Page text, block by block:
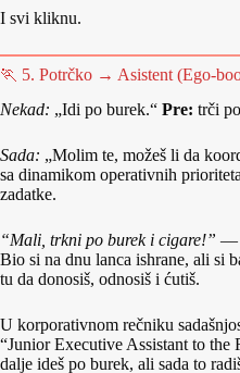
I svi kliknu.
🏃 5. Potrčko → Asistent (Ego-
Nekad: „Idi po burek.“ Pre: trči
Sada: „Molim te, možeš li da
sa dinamikom operativnih
zadatke.
“Mali, trkni po burek i cigare!” —
Bio si na dnu lanca ishrane, ali si
tu da donosiš, odnosiš i ćutiš.
U korporativnom rečniku
“Junior Executive Assistant to
dalje ideš po burek, ali sada to